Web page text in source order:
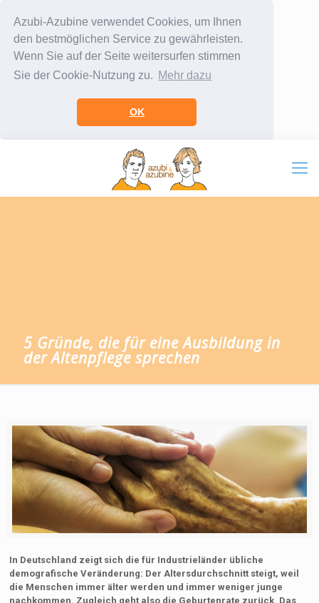
Azubi-Azubine verwendet Cookies, um Ihnen
den bestmöglichen Service zu gewährleisten.
Wenn Sie auf der Seite weitersurfen stimmen
Sie der Cookie-Nutzung zu. Mehr dazu
OK
5 Gründe, die für eine Ausbildung in
der Altenpflege sprechen
In Deutschland zeigt sich die für Industrieländer übliche
demografische Veränderung: Der Altersdurchschnitt steigt, weil
die Menschen immer älter werden und immer weniger junge
nachkommen. Zugleich geht also die Geburtenrate zurück. Das